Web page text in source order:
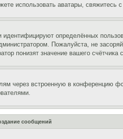
использовать аватары,
определённых
Пожалуйста, не
понизят значение вашего счётчика
через встроенную в
сообщений